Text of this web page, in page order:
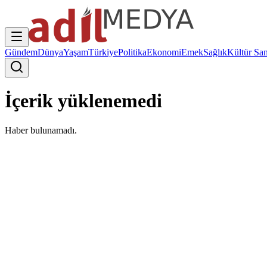
GündemDünyaYaşamTürkiyePolitikaEkonomiEmekSağlıkKültür
İçerik yüklenemedi
Haber bulunamadı.